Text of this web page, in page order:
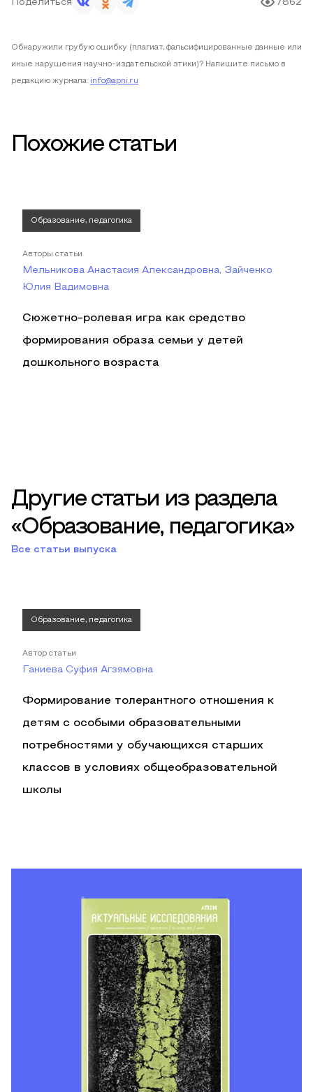
Поделиться 7862
Обнаружили грубую ошибку (плагиат, фальсифицированные данные или
иные нарушения научно-издательской этики)? Напишите письмо в
редакцию журнала: info@apni.ru
Похожие статьи
Образование, педагогика
Авторы статьи
Мельникова Анастасия Александровна, Зайченко
Юлия Вадимовна
Сюжетно-ролевая игра как средство
формирования образа семьи у детей
дошкольного возраста
Другие статьи из раздела
«Образование, педагогика»
Все статьи выпуска
Образование, педагогика
Автор статьи
Ганиева Суфия Агзямовна
Формирование толерантного отношения к
детям с особыми образовательными
потребностями у обучающихся старших
классов в условиях общеобразовательной
школы